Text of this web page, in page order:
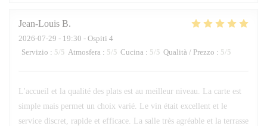
Jean-Louis B
2026-07-29 - 19:30 - Ospiti 4
Servizio : 5/5 Atmosfera : 5/5 Cucina : 5/5 Qualità / Prezzo : 5/5
L'accueil et la qualité des plats est au meilleur niveau. La carte est
simple mais permet un choix varié. Le vin était excellent et le
service discret, rapide et efficace. La salle très agréable et la terrasse